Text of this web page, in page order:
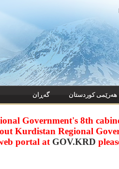
هه‌رێمی کوردستان گەڕان
Government's 8th
Kurdistan Regional
portal at GOV.KRD